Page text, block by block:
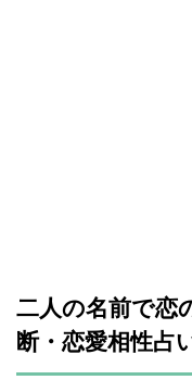
二人の名前で恋
断・恋愛相性占